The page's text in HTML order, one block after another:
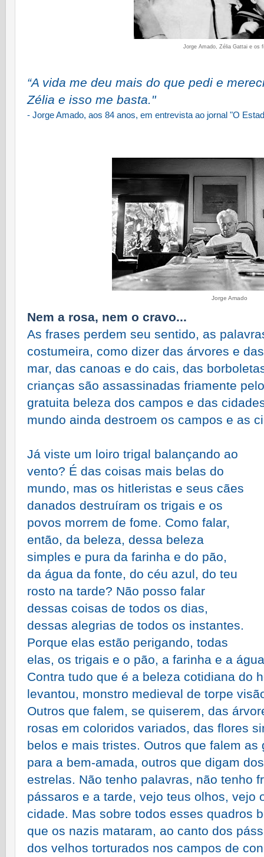
Jorge Amado, Zélia Gattai e os
“A vida me deu mais do que pedi e
Zélia e isso me basta."
- Jorge Amado, aos 84 anos, em entrevista ao jornal "O
Jorge Amado
Nem a rosa, nem o cravo...
As frases perdem seu sentido, as
costumeira, como dizer das árvores e
mar, das canoas e do cais, das
crianças são assassinadas friamente
gratuita beleza dos campos e das
mundo ainda destroem os campos e as
Já viste um loiro trigal balançando ao
vento? É das coisas mais belas do
mundo, mas os hitleristas e seus cães
danados destruíram os trigais e os
povos morrem de fome. Como falar,
então, da beleza, dessa beleza
simples e pura da farinha e do pão,
da água da fonte, do céu azul, do teu
rosto na tarde? Não posso falar
dessas coisas de todos os dias,
dessas alegrias de todos os instantes.
Porque elas estão perigando, todas
elas, os trigais e o pão, a farinha e a
Contra tudo que é a beleza cotidiana do
levantou, monstro medieval de torpe
Outros que falem, se quiserem, das
rosas em coloridos variados, das flores
belos e mais tristes. Outros que falem
para a bem-amada, outros que digam
estrelas. Não tenho palavras, não tenho
pássaros e a tarde, vejo teus olhos, vejo
cidade. Mas sobre todos esses quadros
que os nazis mataram, ao canto dos
dos velhos torturados nos campos de